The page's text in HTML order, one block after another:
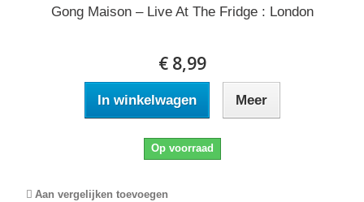
Gong Maison ‎– Live At The Fridge : London
€ 8,99
In winkelwagen Meer
Op voorraad
Aan vergelijken toevoegen